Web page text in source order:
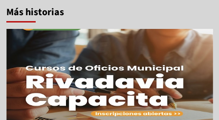
Más historias